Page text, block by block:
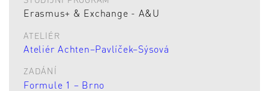
Erasmus+ & Exchange - A&U
ATELIÉR
Ateliér Achten–Pavlíček–Sýsová
ZADÁNÍ
Formule 1 – Brno